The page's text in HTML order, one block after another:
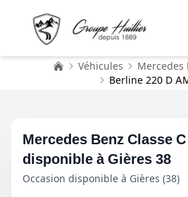
Véhicules Mercedes
Berline 220 D
Mercedes Benz Classe
disponible à Gières 38
Occasion disponible à Gières (38)